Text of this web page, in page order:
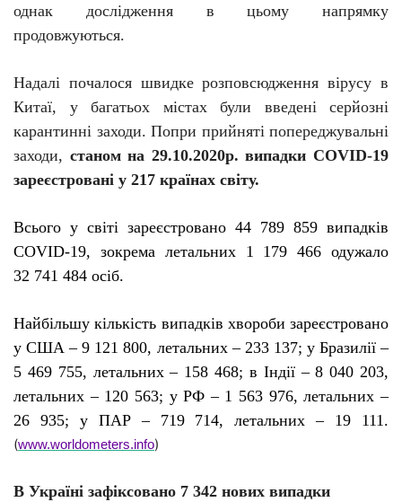
однак дослідження в цьому напрямку
продовжуються.
Надалі почалося швидке розповсюдження вірусу в
Китаї, у багатьох містах були введені серйозні
карантинні заходи. Попри прийняті попереджувальні
заходи, станом на 29.10.2020р. випадки COVID-19
зареєстровані у 217 країнах світу.
Всього у світі зареєстровано 44 789 859 випадків
COVID-19, зокрема летальних 1 179 466 одужало
32 741 484 осіб.
Найбільшу кількість випадків хвороби зареєстровано
у США – 9 121 800, летальних – 233 137; у Бразилії –
5 469 755, летальних – 158 468; в Індії – 8 040 203,
летальних – 120 563; у РФ – 1 563 976, летальних –
26 935; уПАР – 719 714, летальних – 19 111.
(www.worldometers.info)
В Україні зафіксовано 7 342 нових випадки